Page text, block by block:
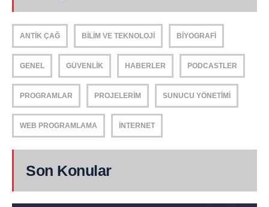
ANTIK ÇAĞ BILIM VE TEKNOLOJI BIYOGRAFI
GENEL GÜVENLIK HABERLER PODCASTLER
PROGRAMLAR PROJELERIM SUNUCU YÖNETIMI
WEB PROGRAMLAMA İNTERNET
Son Konular